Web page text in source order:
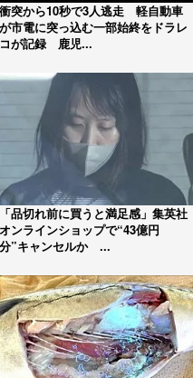
衝突から10秒で3人逃走 軽自動車
が市電に突っ込む一部始終をドラレ
コが記録 鹿児...
「品切れ前に買うと満足感」集英社
オンラインショップで“43億円
分”キャンセルか ...